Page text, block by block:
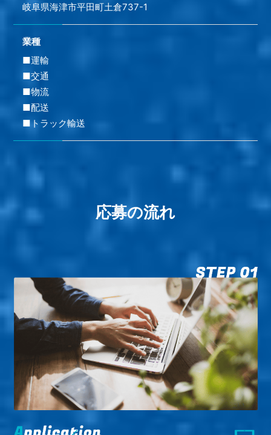
岐阜県海津市平田町土倉737-1
業種
■運輸
■交通
■物流
■配送
■トラック輸送
応募の流れ